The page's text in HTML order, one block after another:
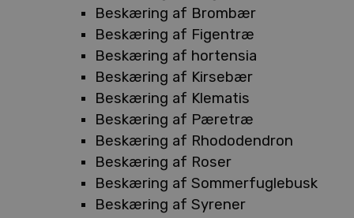
Beskæring af Brombær
Beskæring af Figentræ
Beskæring af hortensia
Beskæring af Kirsebær
Beskæring af Klematis
Beskæring af Pæretræ
Beskæring af Rhododendron
Beskæring af Roser
Beskæring af Sommerfuglebusk
Beskæring af Syrener